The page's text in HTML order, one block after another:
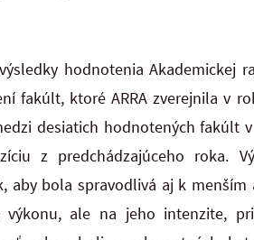
hodnotenia Akademickej
fakúlt, ktoré ARRA zverejnila v
desiatich hodnotených fakúlt
z predchádzajúceho roka.
aby bola spravodlivá aj k
ale na jeho intenzite,